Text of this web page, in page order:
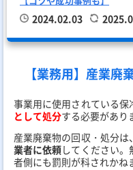
2024.02.03
【業務用】産業廃
事業用に使用されている保
として処分する必要があり
産業廃棄物の回収・処分は、
業者に依頼してください
者側にも罰則が科されかね